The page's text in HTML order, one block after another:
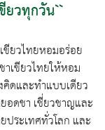
ยวทุกวัน``
ขียวไทยหอมอร่อย
าเขียวไทยให้หอม
คิดและทำแบบเดียว
อดชา เชี่ยวชาญและ
ประเทศทั่วโลก และ